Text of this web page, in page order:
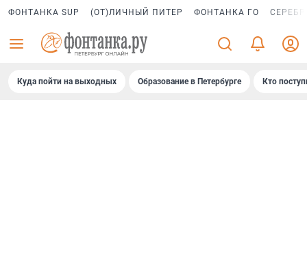
ФОНТАНКА SUP (ОТ)ЛИЧНЫЙ ПИТЕР ФОНТАНКА ГО
Куда пойти на выходных Образование в Петербурге Кто